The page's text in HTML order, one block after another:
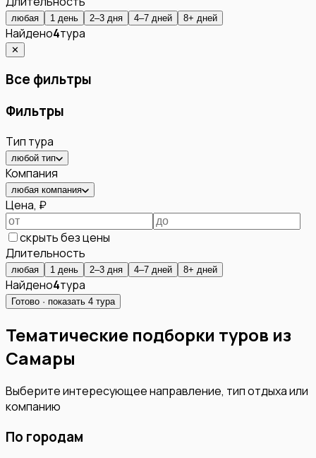
любая 1 день 2–3 дня 4–7 дней 8+ дней
Найдено4тура
✕
Все фильтры
Фильтры
Тип тура
любой тип
Компания
любая компания
Цена, ₽
скрыть без цены
Длительность
любая 1 день 2–3 дня 4–7 дней 8+ дней
Найдено4тура
Готово · показать 4 тура
Тематические подборки туров из
Самары
Выберите интересующее направление, тип отдыха или
компанию
По городам